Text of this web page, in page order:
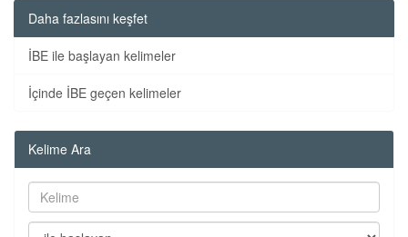
Daha fazlasını keşfet
İBE ile başlayan kelimeler
İçinde İBE geçen kelimeler
Kelime Ara